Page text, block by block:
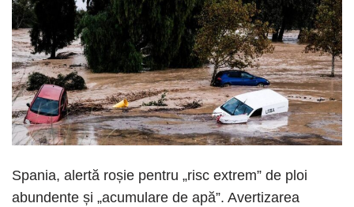
Spania, alertă roșie pentru „risc extrem” de ploi
abundente și „acumulare de apă”. Avertizarea